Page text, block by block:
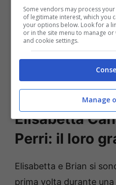
Leggi anche—->
Canalis, tutina di
trasparente: l’ex
instagram
Elisabetta
Perri: il loro
Elisabetta e Brian si
prima volta durante una
Some vendors may process
of legitimate interest, which you
your options below. Look for a
or in the site menu to manage
and cookie settings.
Manage